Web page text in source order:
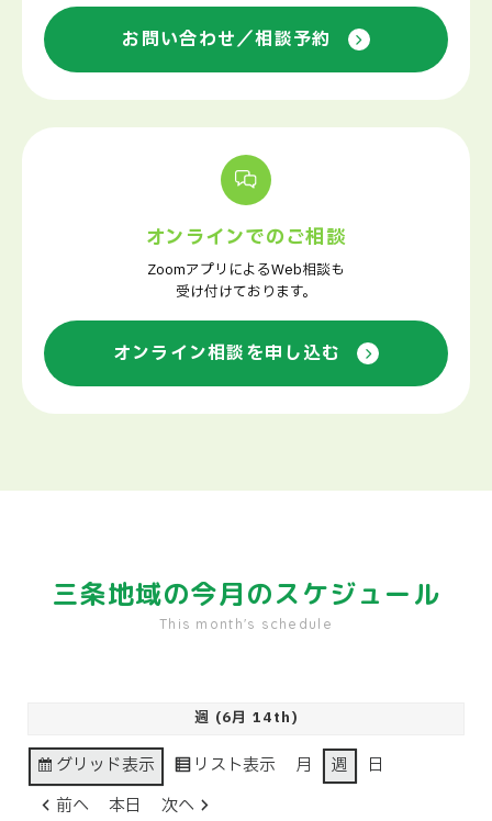
お問い合わせ／相談予約
オンラインでのご相談
ZoomアプリによるWeb相談も
受け付けております。
オンライン相談を申し込む
三条地域の今月のスケジュール
This month's schedule
週 (6月 14th)
グリッド表示 リスト表示 月 週
日
前へ
本日 次へ